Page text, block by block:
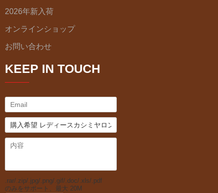
2026年新入荷
オンラインショップ
お問い合わせ
KEEP IN TOUCH
.rar/.zip/.jpg/.png/.gif/.doc/.xls/.pdf
のみをサポート、最大 20M